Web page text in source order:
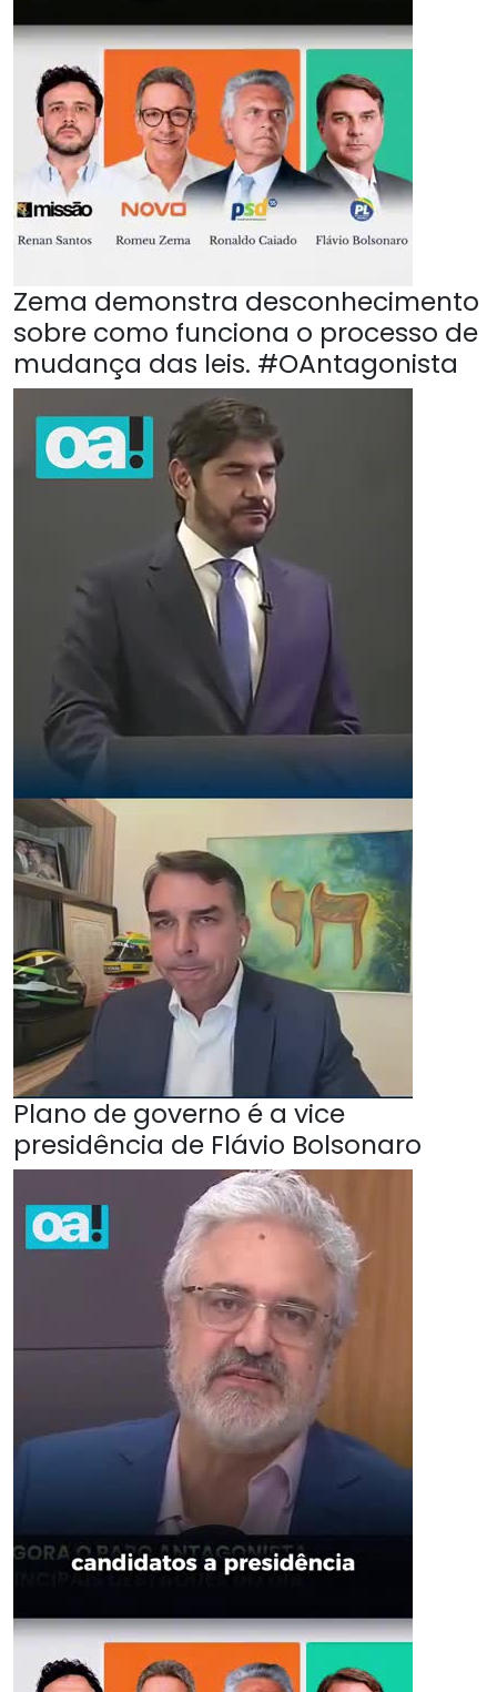
Zema demonstra desconhecimento
sobre como funciona o processo de
mudança das leis. #OAntagonista
Plano de governo é a vice
presidência de Flávio Bolsonaro